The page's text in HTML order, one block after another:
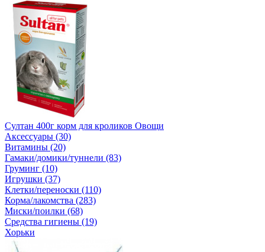
Султан 400г корм для кроликов Овощи
Аксессуары (30)
Витамины (20)
Гамаки/домики/туннели (83)
Груминг (10)
Игрушки (37)
Клетки/переноски (110)
Корма/лакомства (283)
Миски/поилки (68)
Средства гигиены (19)
Хорьки